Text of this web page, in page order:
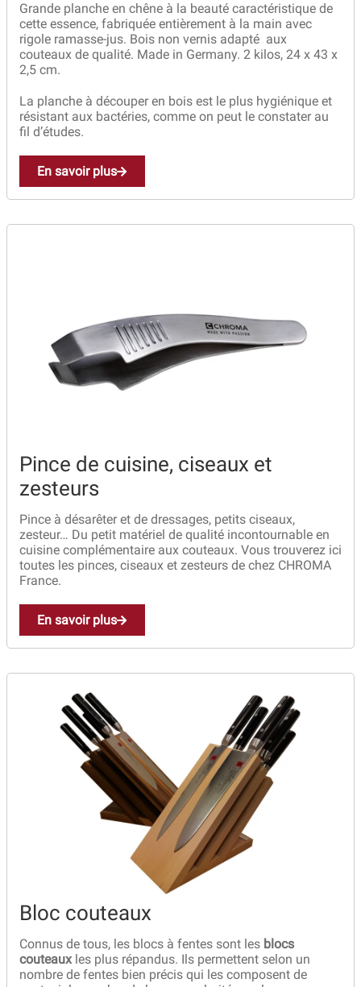
Grande planche en chêne à la beauté caractéristique de
cette essence, fabriquée entièrement à la main avec
rigole ramasse-jus. Bois non vernis adapté aux
couteaux de qualité. Made in Germany. 2 kilos, 24 x 43 x
2,5 cm.
La planche à découper en bois est le plus hygiénique et
résistant aux bactéries, comme on peut le constater au
fil d’études.
En savoir plus
Pince de cuisine, ciseaux et
zesteurs
Pince à désarêter et de dressages, petits ciseaux,
zesteur… Du petit matériel de qualité incontournable en
cuisine complémentaire aux couteaux. Vous trouverez ici
toutes les pinces, ciseaux et zesteurs de chez CHROMA
France.
En savoir plus
Bloc couteaux
Connus de tous, les blocs à fentes sont les blocs
couteauxles plus répandus. Ils permettent selon un
nombre de fentes bien précis qui les composent de